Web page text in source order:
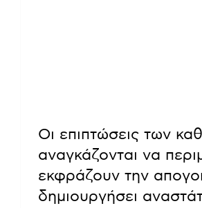
Οι επιπτώσεις των
αναγκάζονται να
εκφράζουν την
δημιουργήσει